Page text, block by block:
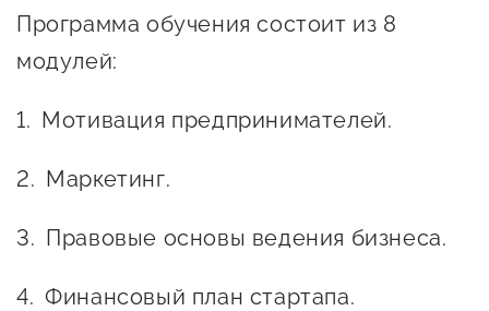
Программа обучения состоит из 8
модулей:
Мотивация предпринимателей.
Маркетинг.
Правовые основы ведения бизнеса.
Финансовый план стартапа.